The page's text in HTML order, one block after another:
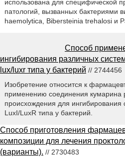
использована для специфической
патологий, вызванных бактериями
haemolytica, Bibersteinia trehalosi и
Способ
ингибирования различных
lux/luxr типа у бактерий // 2744456
Изобретение относится к
применению соединения кумарина
происхождения для ингибирования
LuxI/LuxR типа у бактерий.
Способ приготовления
композиции для лечения
(варианты). // 2730483